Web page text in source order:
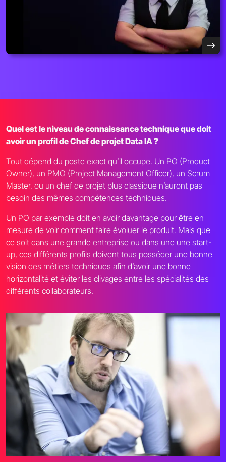
Quel est le niveau de connaissance technique que doit
avoir un profil de Chef de projet Data IA ?
Tout dépend du poste exact qu’il occupe. Un PO (Product
Owner), un PMO (Project Management Officer), un Scrum
Master, ou un chef de projet plus classique n’auront pas
besoin des mêmes compétences techniques.
Un PO par exemple doit en avoir davantage pour être en
mesure de voir comment faire évoluer le produit. Mais que
ce soit dans une grande entreprise ou dans une une start-
up, ces différents profils doivent tous posséder une bonne
vision des métiers techniques afin d’avoir une bonne
horizontalité et éviter les clivages entre les spécialités des
différents collaborateurs.